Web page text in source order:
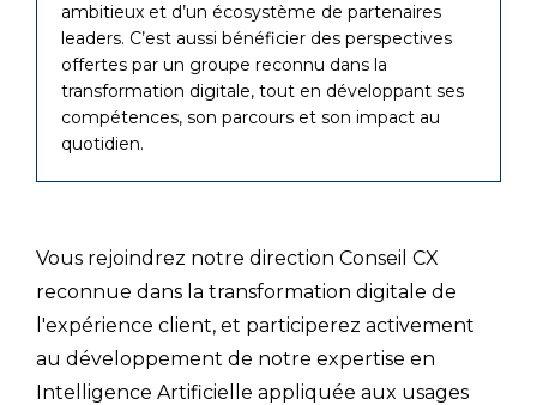
ambitieux et d’un écosystème de partenaires
leaders. C’est aussi bénéficier des perspectives
offertes par un groupe reconnu dans la
transformation digitale, tout en développant ses
compétences, son parcours et son impact au
quotidien.
Vous rejoindrez notre direction Conseil CX
reconnue dans la transformation digitale de
l'expérience client, et participerez activement
au développement de notre expertise en
Intelligence Artificielle appliquée aux usages